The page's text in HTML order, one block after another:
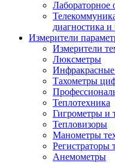
Лабораторное
диагностика
Измерители
Измерители
Люксметры
Тахометры
Теплотехника
Гигрометры и
Тепловизоры
Манометры
Регистраторы
Анемометры